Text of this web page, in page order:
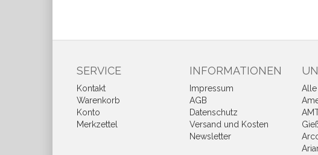
SERVICE
Kontakt
Warenkorb
Konto
Merkzettel
INFORMATIONEN
Impressum
AGB
Datenschutz
Versand und Kosten
Newsletter
Alle